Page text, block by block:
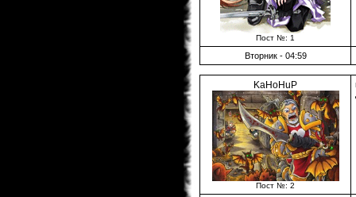
Пост №: 1
Вторник - 04:59
KaHoHuP
Пост №: 2